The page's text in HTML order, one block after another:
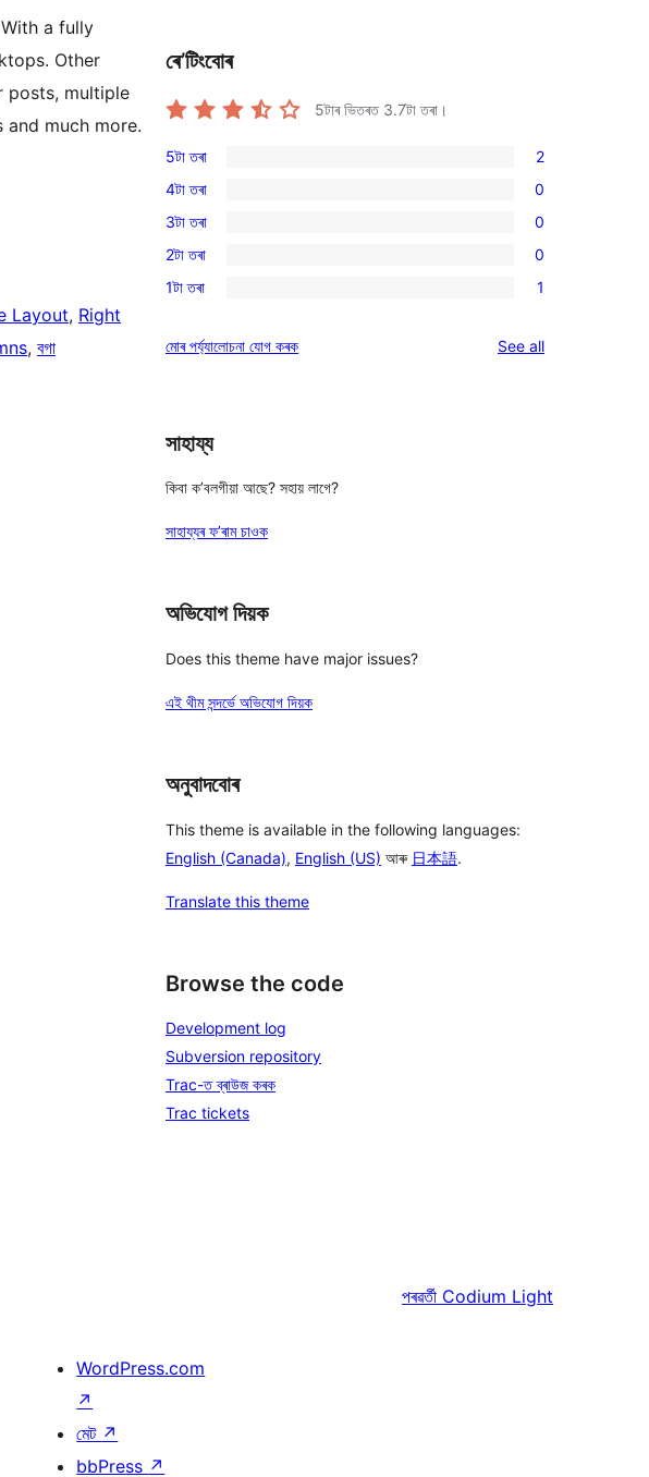
a fully
Other
posts, multiple
much more.
Layout, Right
, বগা
ৰে’টিংবোৰ
5টাৰ ভিতৰত 3.7টা তৰা।
2
5-
star
reviews
5টা তৰা 2
0
4-
star
reviews
4টা তৰা 0
0
3-
star
3টা তৰা 0
0
2-
reviews
2টা তৰা 0
1
star
1টা তৰা 1
মোৰ পৰ্য্যালোচনা যোগ কৰক See allreviews
সাহায্য
কিবা ক’বলগীয়া আছে? সহায় লাগে?
সাহায্যৰ ফ’ৰাম চাওক
অভিযোগ দিয়ক
Does this theme have major issues?
এই থীম সন্দৰ্ভে অভিযোগ দিয়ক
অনুবাদবোৰ
This theme is available in the following languages:
English (Canada), English (US) আৰু 日本語.
Translate this theme
Browse the code
Development log
Subversion repository
Trac-ত ব্ৰাউজ কৰক
Trac tickets
পৰৱৰ্তী Codium Light
WordPress.com
↗
মেট ↗
bbPress ↗